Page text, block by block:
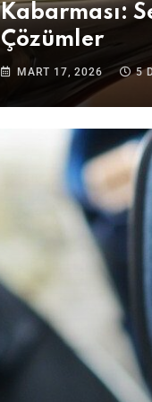
Kabarması:
Çözümler
MART 17, 2026 5